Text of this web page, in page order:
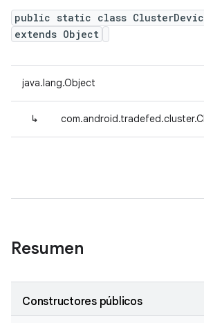
public static class
extends Object
java.lang.Object
↳
Resumen
Constructores públicos